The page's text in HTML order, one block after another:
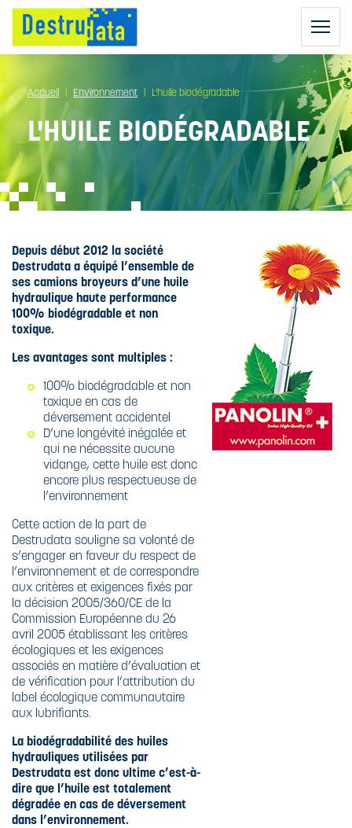
Accueil Environnement L'huile biodégradable
L'HUILE BIODÉGRADABLE
Depuis début 2012 la société
Destrudata a équipé l’ensemble de
ses camions broyeurs d’une huile
hydraulique haute performance
100% biodégradable et non
toxique.
Les avantages sont multiples :
100% biodégradable et non
toxique en cas de
déversement accidentel
D’une longévité inégalée et
qui ne nécessite aucune
vidange, cette huile est donc
encore plus respectueuse de
l’environnement
Cette action de la part de
Destrudata souligne sa volonté de
s’engager en faveur du respect de
l’environnement et de correspondre
aux critères et exigences fixés par
la décision 2005/360/CE de la
Commission Européenne du 26
avril 2005 établissant les critères
écologiques et les exigences
associés en matière d’évaluation et
de vérification pour l’attribution du
label écologique communautaire
aux lubrifiants.
La biodégradabilité des huiles
hydrauliques utilisées par
Destrudata est donc ultime c’est-à-
dire que l’huile est totalement
dégradée en cas de déversement
dans l’environnement.
DESTRUCTION
D'ARCHIVES
DESTRUCTION
DE DISQUES
DURS
DESTRUCTION
RÉGULIÈRE
DESTRUCTION
ULTRA-
SÉCURISÉE
SUPPORTS
SPÉCIFIQUES
DESTRUCTION
COLLECTEURS
SÉCURISÉS
CAMIONS
BROYEURS
DESTRUCTION
SÉCURISÉE
RGPD :
RÈGLEMENT
GÉNÉRAL SUR
LA
PROTECTION
POURQUOI
DÉTRUIRE SES
DOCUMENTS
CONFIDENTIELS
CE QUE DIT LE
CODE PÉNAL
CE QUE DIT LA
LOI
NORME DIN
66399 ET ISO
21964
NOS CAMIONS
CARBURANTS
LE RECYCLAGE
BIODÉGRADABLE